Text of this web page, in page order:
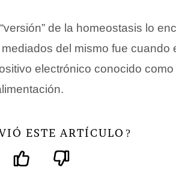
de la homeostasis lo
del mismo fue cuando
electrónico conocido
ESTE ARTÍCULO ?